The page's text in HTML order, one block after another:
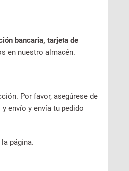
bancaria, tarjeta de
en nuestro almacén.
Por favor, asegúrese de
envío y envía tu pedido
página.